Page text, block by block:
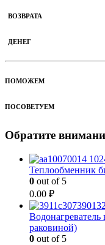
ВОЗВРАТА
ДЕНЕГ
ПОМОЖЕМ
ПОСОВЕТУЕМ
Обратите
Теплообменник
0 out of 5
0.00 ₽
раковиной)
0 out of 5